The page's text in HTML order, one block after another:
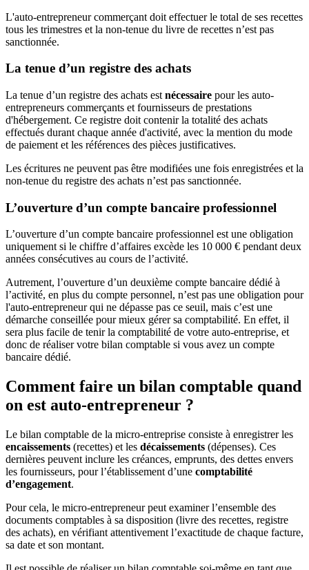
L'auto-entrepreneur commerçant doit effectuer le total de ses recettes
tous les trimestres et la non-tenue du livre de recettes n’est pas
sanctionnée.
La tenue d’un registre des achats
La tenue d’un registre des achats est nécessaire pour les auto-
entrepreneurs commerçants et fournisseurs de prestations
d'hébergement. Ce registre doit contenir la totalité des achats
effectués durant chaque année d'activité, avec la mention du mode
de paiement et les références des pièces justificatives.
Les écritures ne peuvent pas être modifiées une fois enregistrées et la
non-tenue du registre des achats n’est pas sanctionnée.
L’ouverture d’un compte bancaire professionnel
L’ouverture d’un compte bancaire professionnel est une obligation
uniquement si le chiffre d’affaires excède les 10 000 € pendant deux
années consécutives au cours de l’activité.
Autrement, l’ouverture d’un deuxième compte bancaire dédié à
l’activité, en plus du compte personnel, n’est pas une obligation pour
l'auto-entrepreneur qui ne dépasse pas ce seuil, mais c’est une
démarche conseillée pour mieux gérer sa comptabilité. En effet, il
sera plus facile de tenir la comptabilité de votre auto-entreprise, et
donc de réaliser votre bilan comptable si vous avez un compte
bancaire dédié.
Comment faire un bilan comptable quand
on est auto-entrepreneur ?
Le bilan comptable de la micro-entreprise consiste à enregistrer les
encaissements (recettes) et les décaissements (dépenses). Ces
dernières peuvent inclure les créances, emprunts, des dettes envers
les fournisseurs, pour l’établissement d’une comptabilité
d’engagement.
Pour cela, le micro-entrepreneur peut examiner l’ensemble des
documents comptables à sa disposition (livre des recettes, registre
des achats), en vérifiant attentivement l’exactitude de chaque facture,
sa date et son montant.